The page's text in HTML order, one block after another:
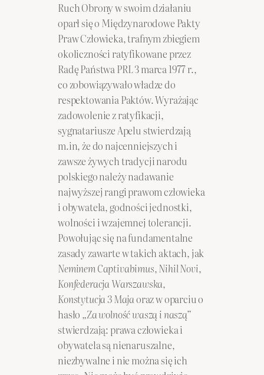
Ruch Obrony w swoim działaniu
oparł się o Międzynarodowe Pakty
Praw Człowieka, trafnym zbiegiem
okoliczności ratyfikowane przez
Radę Państwa PRL 3 marca 1977 r.,
co zobowiązywało władze do
respektowania Paktów. Wyrażając
zadowolenie z ratyfikacji,
sygnatariusze Apelu stwierdzają
m.in, że do najcenniejszych i
zawsze żywych tradycji narodu
polskiego należy nadawanie
najwyższej rangi prawom człowieka
i obywatela, godności jednostki,
wolności i wzajemnej tolerancji.
Powołując się na fundamentalne
zasady zawarte w takich aktach, jak
Neminem Captivabimus,Nihil Novi,
Konfederacja Warszawska,
Konstytucja 3 Majaoraz w oparciu o
hasło „Za wolność waszą i naszą”
stwierdzają: prawa człowieka i
obywatela są nienaruszalne,
niezbywalne i nie można się ich